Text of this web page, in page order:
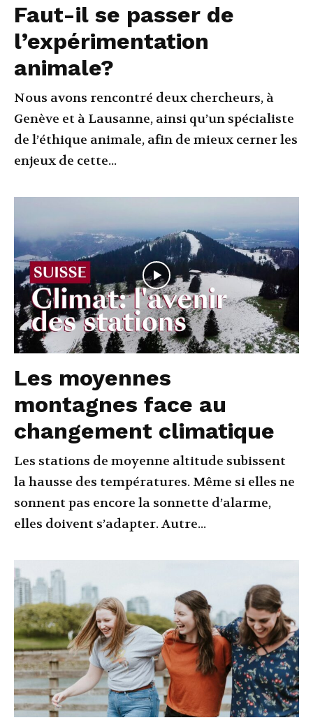
Faut-il se passer de
l’expérimentation
animale?
Nous avons rencontré deux chercheurs, à
Genève et à Lausanne, ainsi qu’un spécialiste
de l’éthique animale, afin de mieux cerner les
enjeux de cette...
Les moyennes
montagnes face au
changement climatique
Les stations de moyenne altitude subissent
la hausse des températures. Même si elles ne
sonnent pas encore la sonnette d’alarme,
elles doivent s’adapter. Autre...